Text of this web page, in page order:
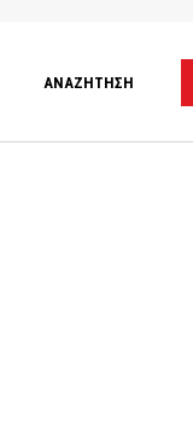
ΑΝΑΖΗΤΗΣΗ